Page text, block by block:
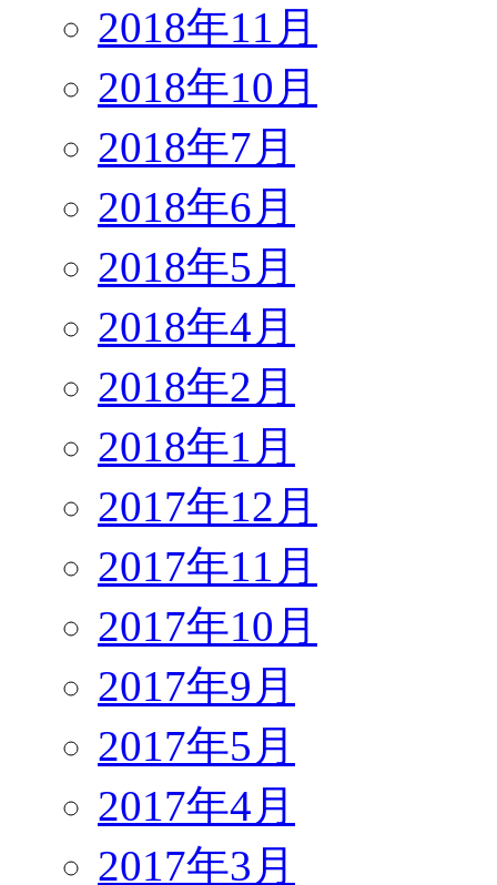
2018年11月
2018年10月
2018年7月
2018年6月
2018年5月
2018年4月
2018年2月
2018年1月
2017年12月
2017年11月
2017年10月
2017年9月
2017年5月
2017年4月
2017年3月